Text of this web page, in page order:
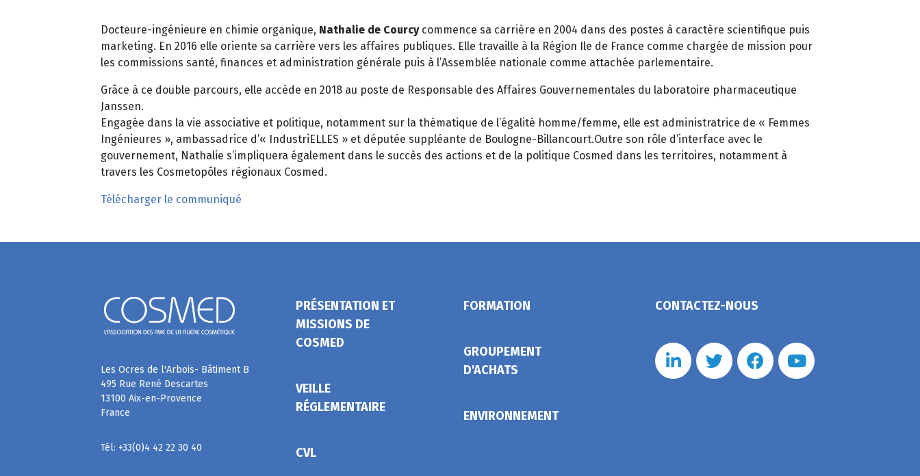
Docteure-ingénieure en chimie organique, Nathalie de Courcycommence sa carrière en 2004 dans des postes à caractère scientifique puis
marketing. En 2016 elle oriente sa carrière vers les affaires publiques. Elle travaille à la Région Ile de France comme chargée de mission pour
les commissions santé, finances et administration générale puis à l’Assemblée nationale comme attachée parlementaire.
Grâce à ce double parcours, elle accède en 2018 au poste de Responsable des Affaires Gouvernementales du laboratoire pharmaceutique
Janssen.
Engagée dans la vie associative et politique, notamment sur la thématique de l’égalité homme/femme, elle est administratrice de « Femmes
Ingénieures », ambassadrice d’« IndustriELLES » et députée suppléante de Boulogne-Billancourt.Outre son rôle d’interface avec le
gouvernement, Nathalie s’impliquera également dans le succès des actions et de la politique Cosmed dans les territoires, notamment à
travers les Cosmetopôles régionaux Cosmed.
Télécharger le communiqué
Les Ocres de l'Arbois- Bâtiment B
495 Rue René Descartes
13100 Aix-en-Provence
France
Tél: +33(0)4 42 22 30 40
PRÉSENTATION ET
MISSIONS DE
COSMED
VEILLE
RÉGLEMENTAIRE
CVL
FORMATION
GROUPEMENT
D'ACHATS
ENVIRONNEMENT
CONTACTEZ-NOUS